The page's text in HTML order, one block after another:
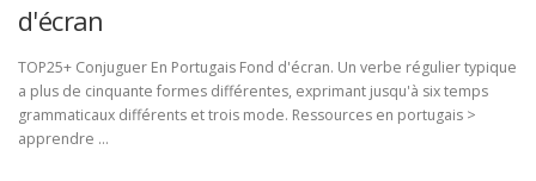
d'écran
TOP25+ Conjuguer En Portugais Fond d'écran. Un verbe régulier typique
a plus de cinquante formes différentes, exprimant jusqu'à six temps
grammaticaux différents et trois mode. Ressources en portugais >
apprendre …